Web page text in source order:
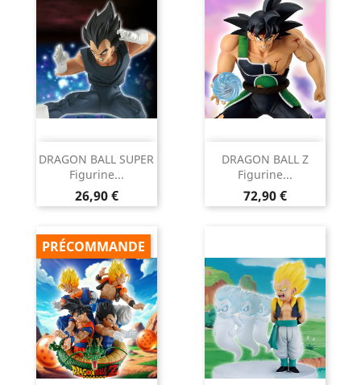
DRAGON BALL SUPER
Figurine...
Prix
26,90 €
DRAGON BALL Z
Figurine...
Prix
72,90 €
PRÉCOMMANDE